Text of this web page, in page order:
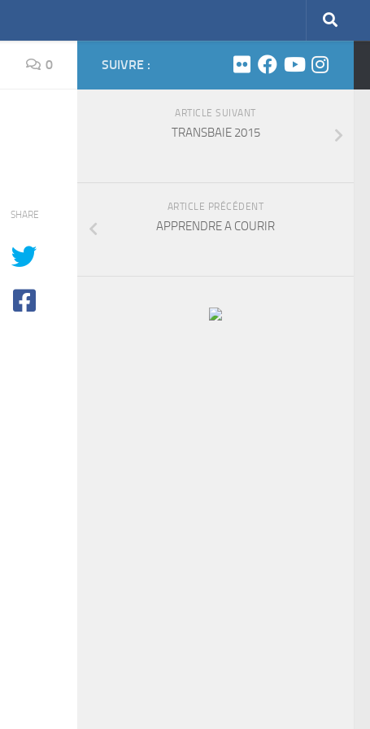
0
SHARE
SUIVRE :
ARTICLE SUIVANT
TRANSBAIE 2015
ARTICLE PRÉCÉDENT
APPRENDRE A COURIR